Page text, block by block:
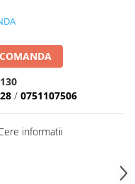
/ 0751107506
informatii